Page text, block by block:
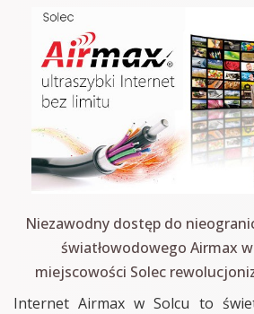
Niezawodny dostęp do
światłowodowego Airmax
miejscowości Solec
Internet Airmax w Solcu to